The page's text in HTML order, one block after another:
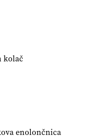
#cap #blog
#IMCAP #CAP
kolač
enolončnica